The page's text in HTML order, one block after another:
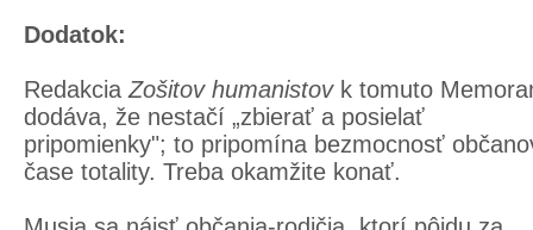
Dodatok:
Redakcia Zošitov humanistovk tomuto
dodáva, že nestačí „zbierať a posielať
pripomienky"; to pripomína bezmocnosť
čase totality. Treba okamžite konať.